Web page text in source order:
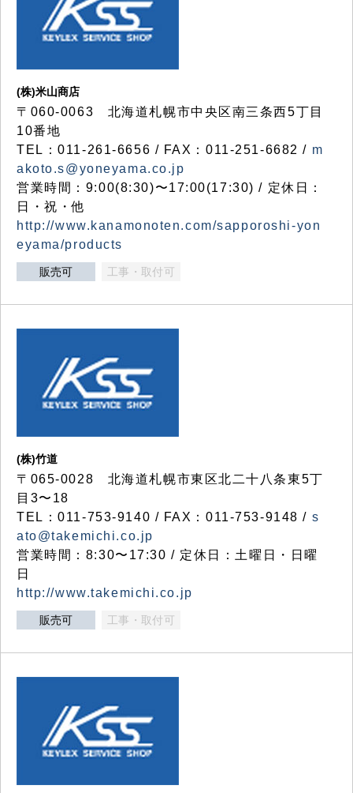
(株)米山商店
〒060-0063 北海道札幌市中央区南三条西5丁目
10番地
TEL：011-261-6656 / FAX：011-251-6682 / m
akoto.s@yoneyama.co.jp
営業時間：9:00(8:30)〜17:00(17:30) / 定休日：
日・祝・他
http://www.kanamonoten.com/sapporoshi-yon
eyama/products
販売可 工事・取付可
(株)竹道
〒065-0028 北海道札幌市東区北二十八条東5丁
目3〜18
TEL：011-753-9140 / FAX：011-753-9148 / s
ato@takemichi.co.jp
営業時間：8:30〜17:30 / 定休日：土曜日・日曜
日
http://www.takemichi.co.jp
販売可 工事・取付可